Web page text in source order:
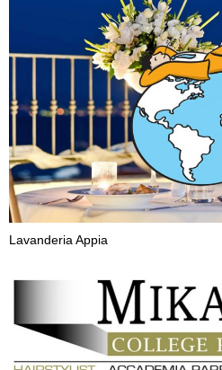
Lavanderia Appia